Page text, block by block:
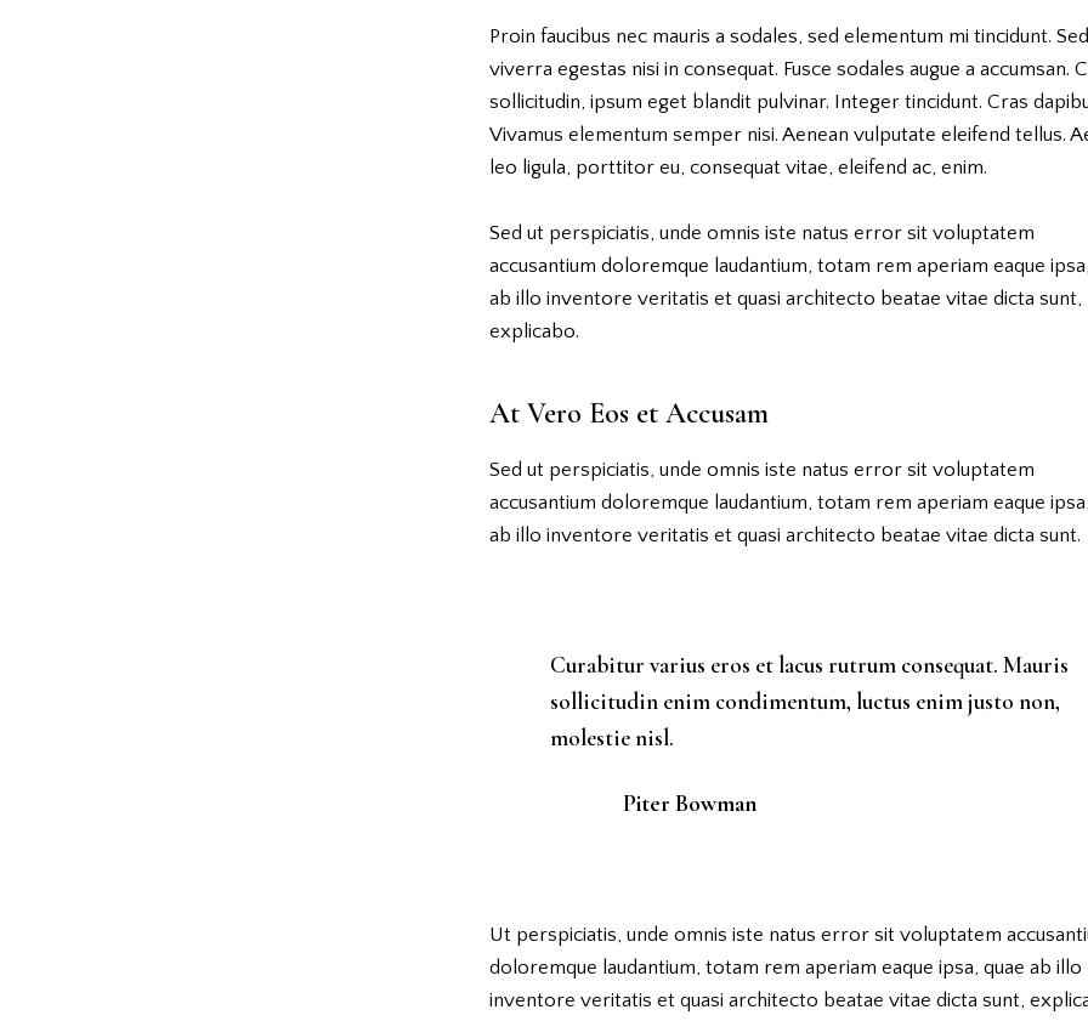
Proin faucibus nec mauris a sodales, sed elementum mi tincidunt.
viverra egestas nisi in consequat. Fusce sodales augue a accumsan.
sollicitudin, ipsum eget blandit pulvinar. Integer tincidunt. Cras
Vivamus elementum semper nisi. Aenean vulputate eleifend tellus.
leo ligula, porttitor eu, consequat vitae, eleifend ac, enim.
Sed ut perspiciatis, unde omnis iste natus error sit voluptatem
accusantium doloremque laudantium, totam rem aperiam eaque
ab illo inventore veritatis et quasi architecto beatae vitae dicta sunt,
explicabo.
At Vero Eos et Accusam
Sed ut perspiciatis, unde omnis iste natus error sit voluptatem
accusantium doloremque laudantium, totam rem aperiam eaque
ab illo inventore veritatis et quasi architecto beatae vitae dicta sunt.
Curabitur varius eros et lacus rutrum consequat. Mauris
sollicitudin enim condimentum, luctus enim justo non,
molestie nisl.
Piter Bowman
Ut perspiciatis, unde omnis iste natus error sit voluptatem
doloremque laudantium, totam rem aperiam eaque ipsa, quae ab illo
inventore veritatis et quasi architecto beatae vitae dicta sunt,